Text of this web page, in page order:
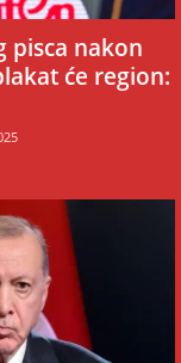
pisca nakon
će region: